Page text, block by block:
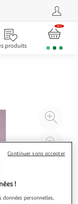
produits
à
!
personnelles,
Continuer sans accepter